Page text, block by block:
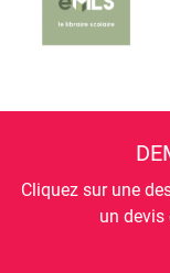
Cliquez sur une
un devis